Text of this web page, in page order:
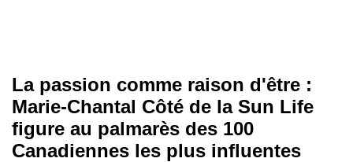
La passion comme raison d'être :
Marie-Chantal Côté de la Sun Life
figure au palmarès des 100
Canadiennes les plus influentes